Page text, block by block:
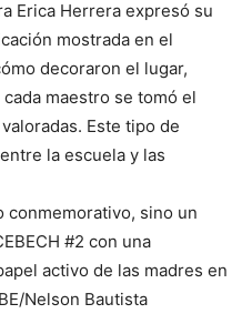
Erica Herrera expresó su
mostrada en el
decoraron el lugar,
maestro se tomó el
Este tipo de
la escuela y las
conmemorativo, sino un
#2 con una
activo de las madres en
Nelson Bautista